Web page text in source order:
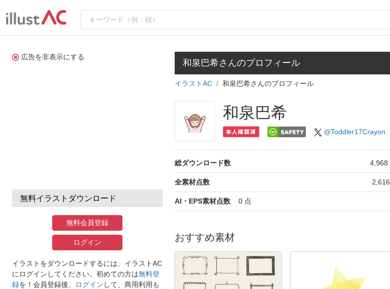
広告を非表示にする
無料イラストダウンロード
無料会員登録
ログイン
イラストをダウンロードするには、イラストAC
にログインしてください。初めての方は無料登
録を！会員登録後、 ログイン して、商用利用も
和泉巴希さんのプロフィール
イラストAC 和泉巴希さんのプロフィール
和泉巴希
@Toddler17Crayon
総ダウンロード数 4,968
全素材点数 2,616
AI・EPS素材点数 0 点
おすすめ素材